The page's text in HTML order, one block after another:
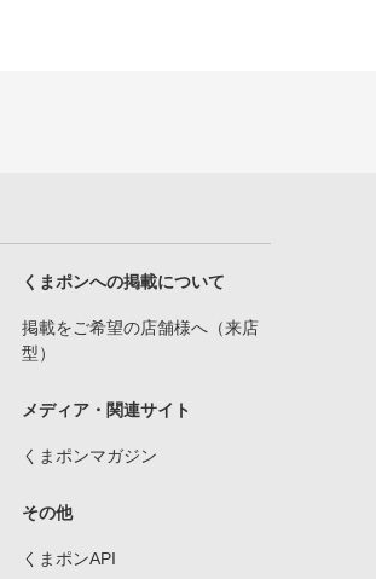
くまポンへの掲載について
掲載をご希望の店舗様へ（来店
型）
メディア・関連サイト
くまポンマガジン
その他
くまポンAPI